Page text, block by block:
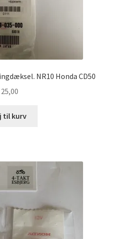
NR10 Honda CD50
25,00
til kurv